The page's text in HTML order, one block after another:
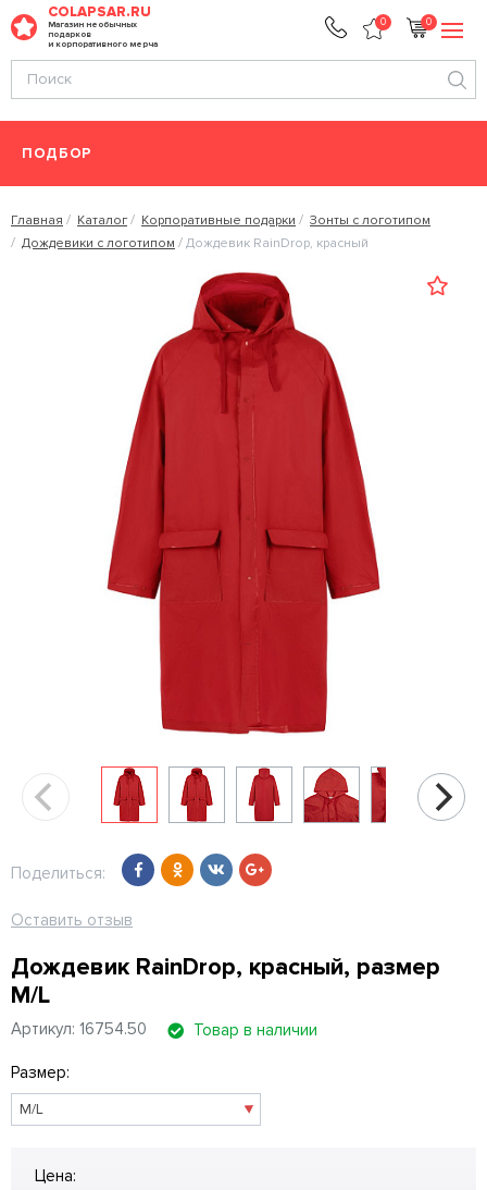
COLAPSAR.RU
Магазин необычных
подарков
и корпоративного мерча
0 0
ПОДБОР
Главная Каталог Корпоративные подарки
Зонты с логотипом
Дождевики с логотипом
Дождевик RainDrop, красный
Поделиться:
Оставить отзыв
Дождевик RainDrop, красный, размер
M/L
Артикул: 16754.50 Товар в наличии
Размер:
Цена: